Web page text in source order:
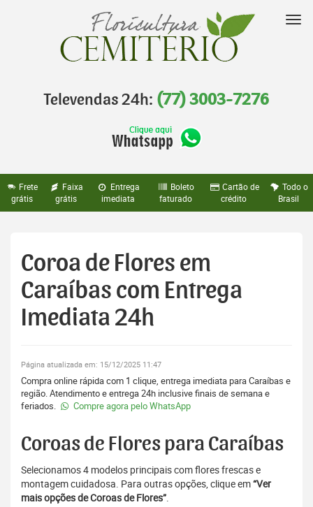
Televendas 24h: (77) 3003-7276
Frete
grátis
Faixa
grátis
Entrega
imediata
Boleto
faturado
Cartão de
crédito
Todo o
Brasil
Coroa de Flores em
Caraíbas com Entrega
Imediata 24h
Página atualizada em: 15/12/2025 11:47
Compra online rápida com 1 clique, entrega imediata para Caraíbas e
região. Atendimento e entrega 24h inclusive finais de semana e
feriados.
Compre agora pelo WhatsApp
Coroas de Flores para Caraíbas
Selecionamos 4 modelos principais com flores frescas e
montagem cuidadosa. Para outras opções, clique em“Ver
mais opções de Coroas de Flores”.